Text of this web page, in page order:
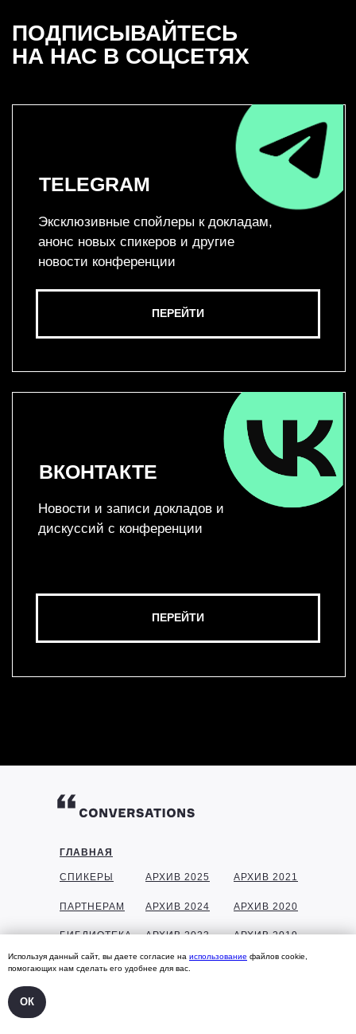
Используя данный сайт, вы даете согласие на использование файлов cookie,
помогающих нам сделать его удобнее для вас.
ОК
ГЛАВНАЯ
СПИКЕРЫ
ПАРТНЕРАМ
БИБЛИОТЕКА
ГАЛЕРЕЯ
АРХИВ 2025
АРХИВ 2024
АРХИВ 2023
АРХИВ 2022
АРХИВ 2021
АРХИВ 2020
АРХИВ 2019
АРХИВ 2018